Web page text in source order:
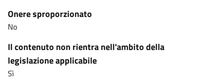
Onere sproporzionato
No
Il contenuto non rientra nell'ambito della
legislazione applicabile
Sì